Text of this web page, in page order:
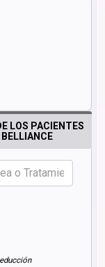
LOS PACIENTES